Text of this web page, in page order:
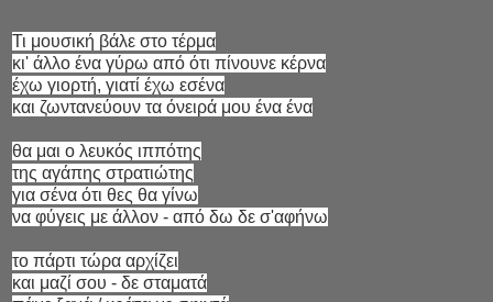
Τι μουσική βάλε στο τέρμα
κι' άλλο ένα γύρω από ότι πίνουνε κέρνα
έχω γιορτή, γιατί έχω εσένα
και ζωντανεύουν τα όνειρά μου ένα ένα
θα μαι ο λευκός ιππότης
της αγάπης στρατιώτης
για σένα ότι θες θα γίνω
να φύγεις με άλλον - από δω δε σ'αφήνω
το πάρτι τώρα αρχίζει
και μαζί σου - δε σταματά